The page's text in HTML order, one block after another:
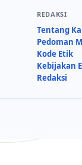
REDAKSI
Tentang
Pedoman
Kode Etik
Kebijakan
Redaksi